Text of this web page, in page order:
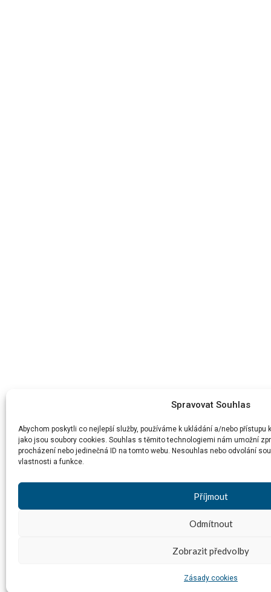
Spravovat Souhlas
Abychom poskytli co nejlepší služby, používáme k ukládání a/nebo
jako jsou soubory cookies. Souhlas s těmito technologiemi nám umožní
procházení nebo jedinečná ID na tomto webu. Nesouhlas nebo odvolání
vlastnosti a funkce.
Příjmout
Odmítnout
Zobrazit předvolby
Zásady cookies